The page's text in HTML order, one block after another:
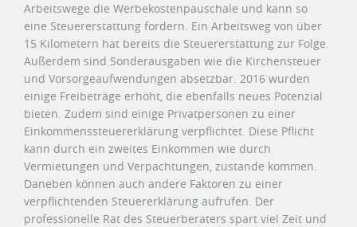
Arbeitswege die Werbekostenpauschale und kann so
eine Steuererstattung fordern. Ein Arbeitsweg von über
15 Kilometern hat bereits die Steuererstattung zur Folge.
Außerdem sind Sonderausgaben wie die Kirchensteuer
und Vorsorgeaufwendungen absetzbar. 2016 wurden
einige Freibeträge erhöht, die ebenfalls neues Potenzial
bieten. Zudem sind einige Privatpersonen zu einer
Einkommenssteuererklärung verpflichtet. Diese Pflicht
kann durch ein zweites Einkommen wie durch
Vermietungen und Verpachtungen, zustande kommen.
Daneben können auch andere Faktoren zu einer
verpflichtenden Steuererklärung aufrufen. Der
professionelle Rat des Steuerberaters spart viel Zeit und